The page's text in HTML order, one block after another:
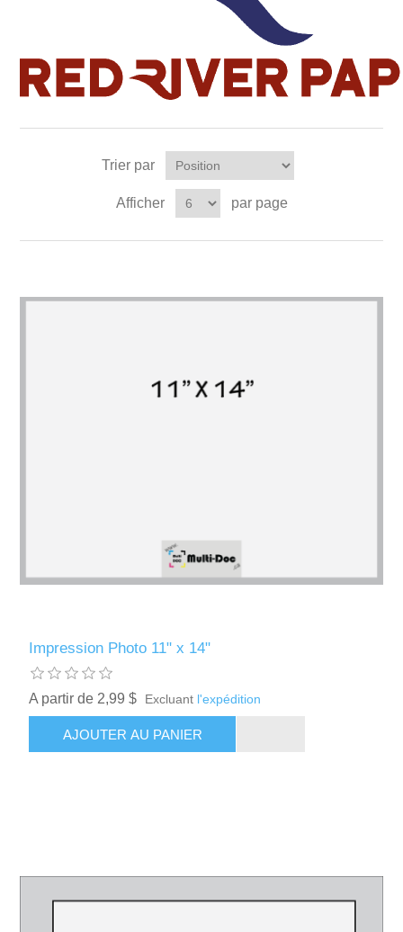
Trier par
Afficher par page
Impression Photo 11" x 14"
A partir de 2,99 $ Excluant l'expédition
AJOUTER AU PANIER